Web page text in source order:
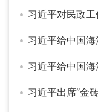
习近平对民政
习近平给中国
习近平给中国